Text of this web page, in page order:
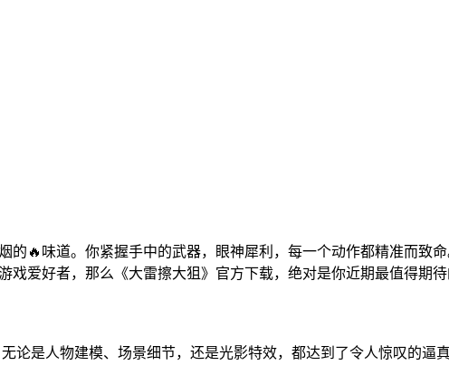
🔥味道。你紧握手中的武器，眼神犀利，每一个动作都精准而致
爱好者，那么《大雷擦大狙》官方下载，绝对是你近期最值得期待
论是人物建模、场景细节，还是光影特效，都达到了令人惊叹的逼